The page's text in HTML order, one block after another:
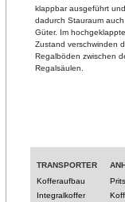
klappbar ausgeführt
dadurch Stauraum
Güter. Im
Zustand verschwinden
Regalböden zwischen
Regalsäulen.
TRANSPORTER
Kofferaufbau
Integralkoffer